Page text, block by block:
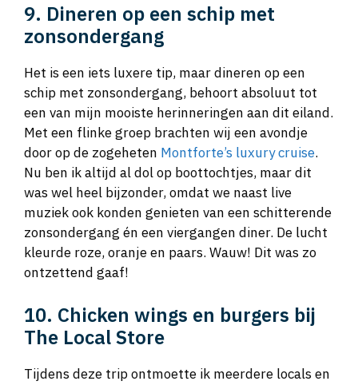
9. Dineren op een schip met
zonsondergang
Het is een iets luxere tip, maar dineren op een
schip met zonsondergang, behoort absoluut tot
een van mijn mooiste herinneringen aan dit eiland.
Met een flinke groep brachten wij een avondje
door op de zogeheten Montforte’s luxury cruise.
Nu ben ik altijd al dol op boottochtjes, maar dit
was wel heel bijzonder, omdat we naast live
muziek ook konden genieten van een schitterende
zonsondergang én een viergangen diner. De lucht
kleurde roze, oranje en paars. Wauw! Dit was zo
ontzettend gaaf!
10. Chicken wings en burgers bij
The Local Store
Tijdens deze trip ontmoette ik meerdere locals en